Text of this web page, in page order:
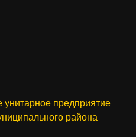
унитарное предприятие
района